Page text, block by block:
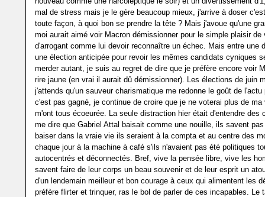
mal de stress mais je le gère beaucoup mieux, j'arrive à doser
toute façon, à quoi bon se prendre la tête ? Mais j'avoue qu'une
moi aurait aimé voir Macron démissionner pour le simple plaisir de
d'arrogant comme lui devoir reconnaître un échec. Mais entre une
une élection anticipée pour revoir les mêmes candidats cyniques
merder autant, je suis au regret de dire que je préfère encore voir
rire jaune (en vrai il aurait dû démissionner). Les élections de juin
j'attends qu'un sauveur charismatique me redonne le goût de l'actu
c'est pas gagné, je continue de croire que je ne voterai plus de
m'ont tous écoeurée. La seule distraction hier était d'entendre des
me dire que Gabriel Attal baisait comme une nouille, ils savent
baiser dans la vraie vie ils seraient à la compta et au centre des
chaque jour à la machine à café s'ils n'avaient pas été politiques
autocentrés et déconnectés. Bref, vive la pensée libre, vive les
savent faire de leur corps un beau souvenir et de leur esprit un
d'un lendemain meilleur et bon courage à ceux qui alimentent les
préfère flirter et trinquer, ras le bol de parler de ces incapables. Le